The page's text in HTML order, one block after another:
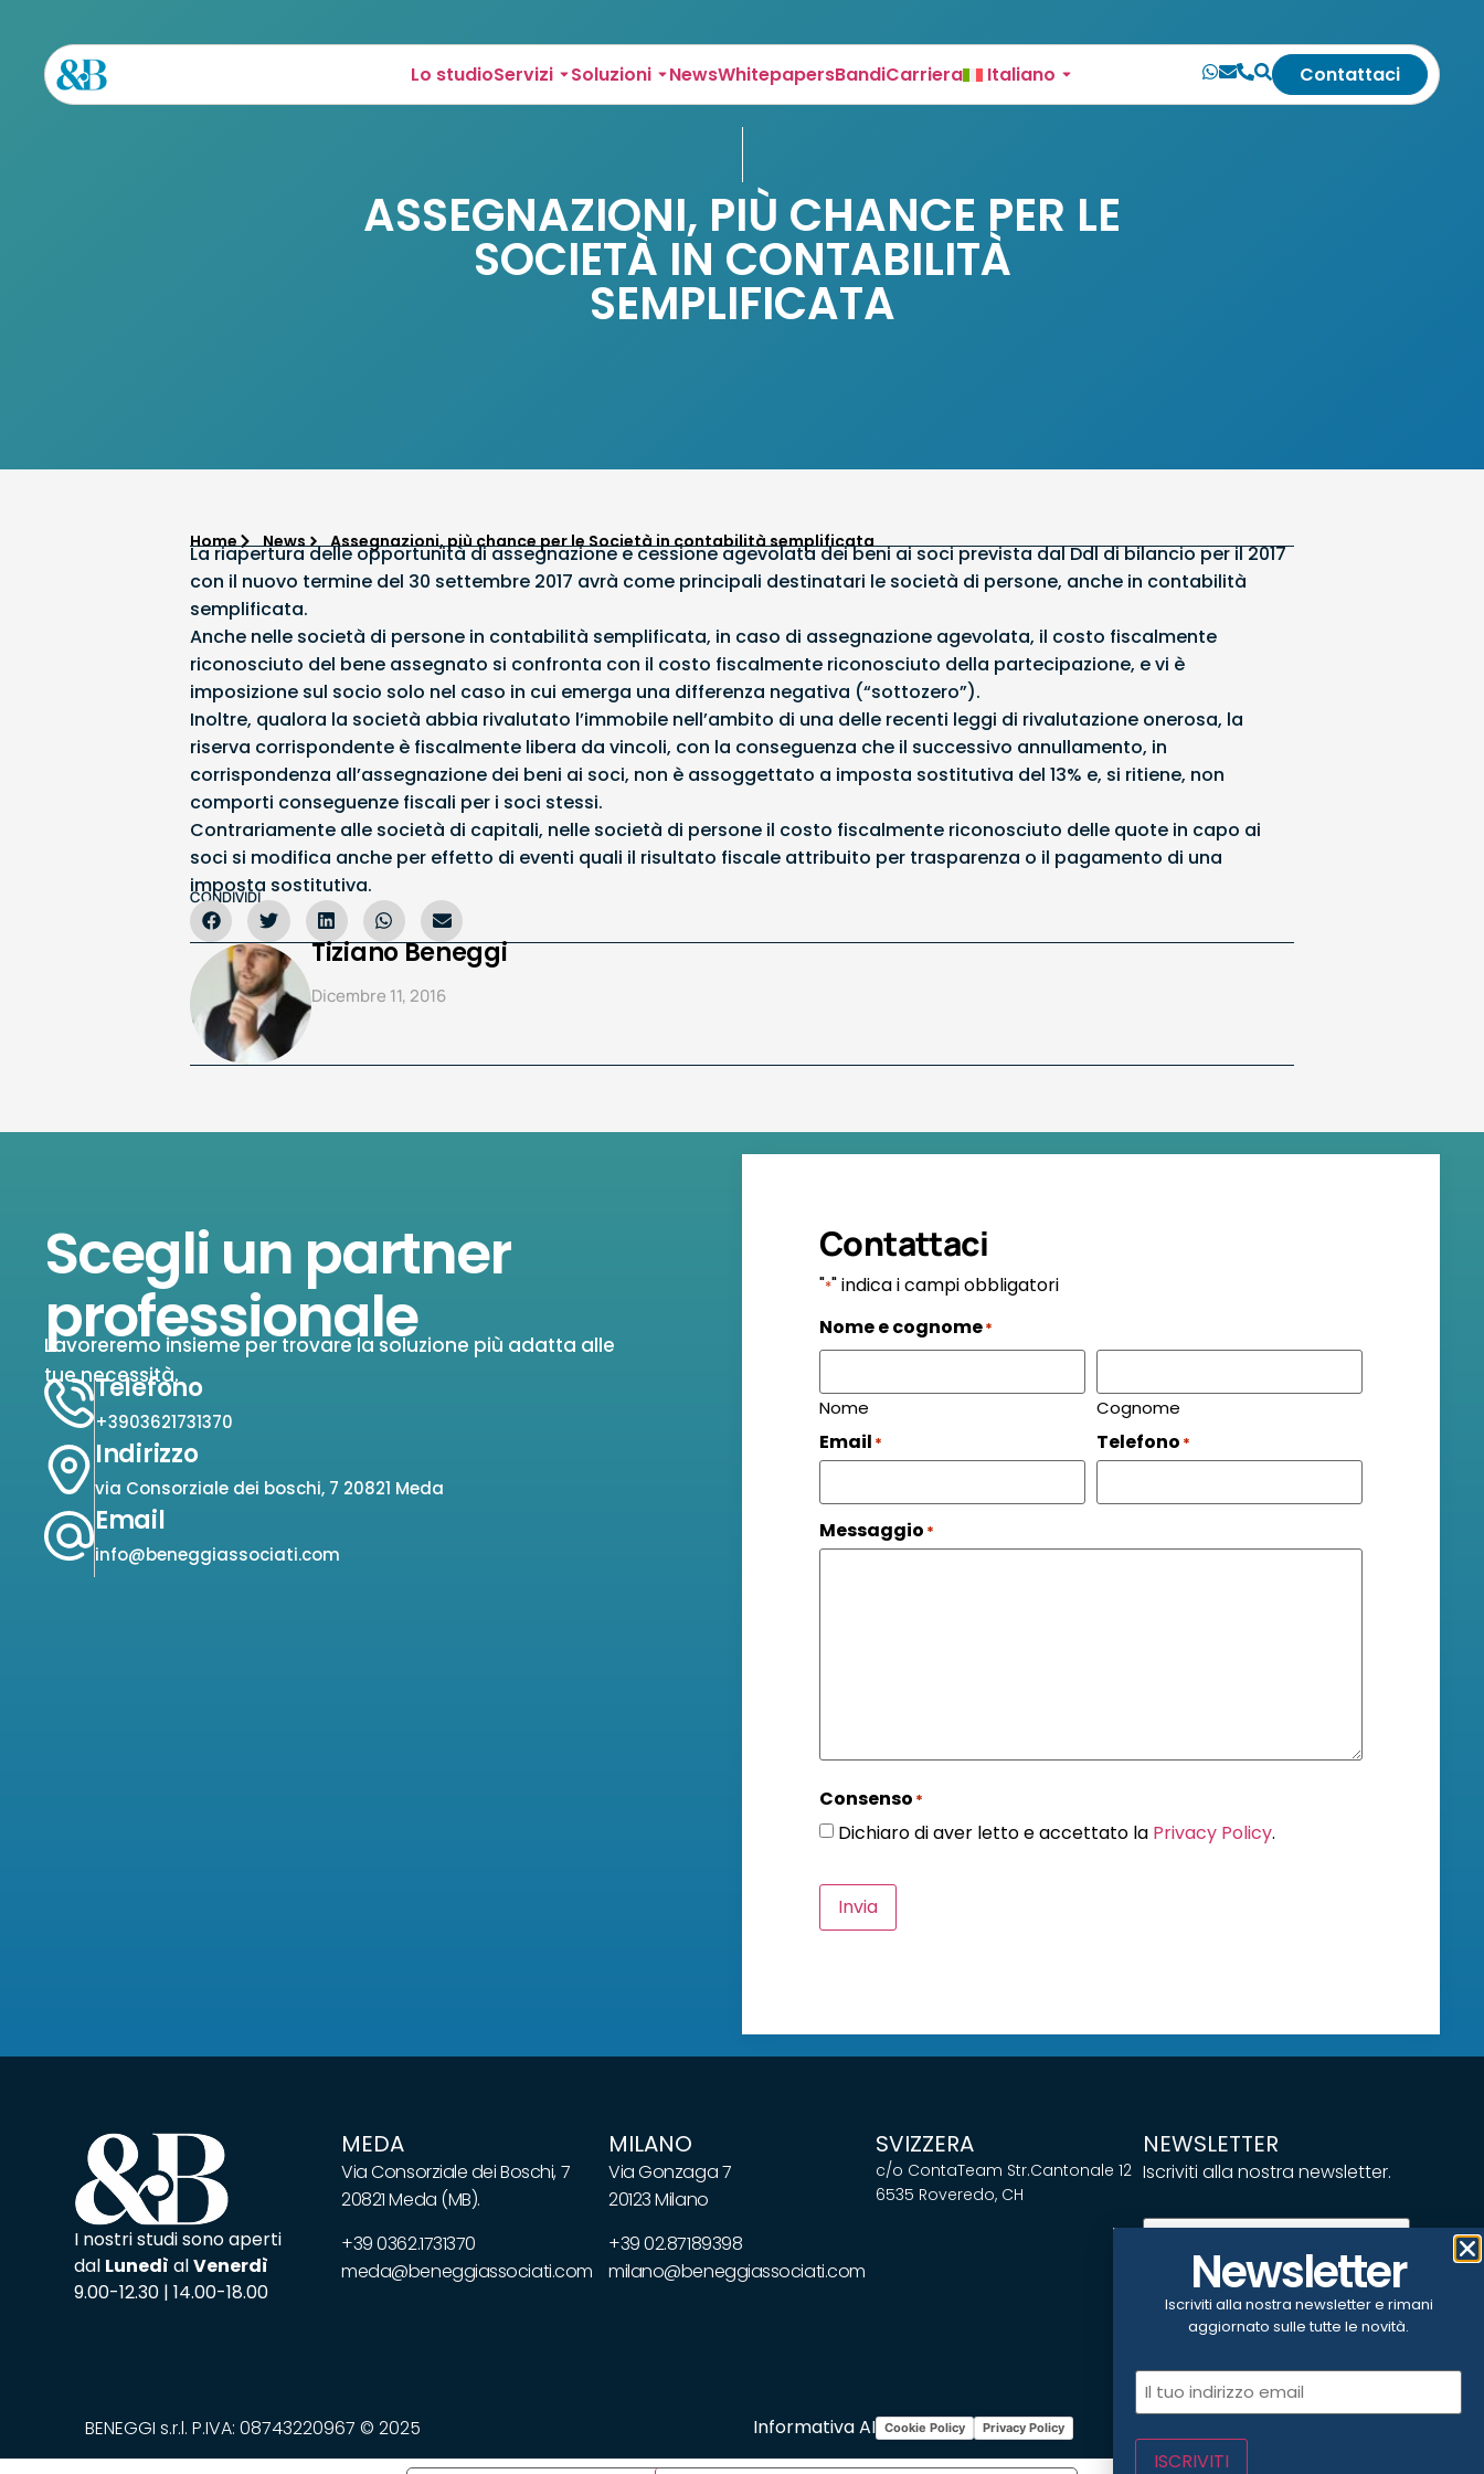
Lo studioServizi Soluzioni NewsWhitepapersBandiCarriera Italiano Contattaci
ASSEGNAZIONI, PIÙ CHANCE PER LE
SOCIETÀ IN CONTABILITÀ
SEMPLIFICATA
Home News Assegnazioni, più chance per le Società in contabilità semplificata
La riapertura delle opportunità di assegnazione e cessione agevolata dei beni ai soci prevista dal Ddl di bilancio per il 2017
con il nuovo termine del 30 settembre 2017 avrà come principali destinatari le società di persone, anche in contabilità
semplificata.
Anche nelle società di persone in contabilità semplificata, in caso di assegnazione agevolata, il costo fiscalmente
riconosciuto del bene assegnato si confronta con il costo fiscalmente riconosciuto della partecipazione, e vi è
imposizione sul socio solo nel caso in cui emerga una differenza negativa (“sottozero”).
Inoltre, qualora la società abbia rivalutato l’immobile nell’ambito di una delle recenti leggi di rivalutazione onerosa, la
riserva corrispondente è fiscalmente libera da vincoli, con la conseguenza che il successivo annullamento, in
corrispondenza all’assegnazione dei beni ai soci, non è assoggettato a imposta sostitutiva del 13% e, si ritiene, non
comporti conseguenze fiscali per i soci stessi.
Contrariamente alle società di capitali, nelle società di persone il costo fiscalmente riconosciuto delle quote in capo ai
soci si modifica anche per effetto di eventi quali il risultato fiscale attribuito per trasparenza o il pagamento di una
imposta sostitutiva.
CONDIVIDI
Tiziano Beneggi
Dicembre 11, 2016
Scegli un partner
professionale
Lavoreremo insieme per trovare la soluzione più adatta alle
tue necessità.
Telefono
+3903621731370
Indirizzo
via Consorziale dei boschi, 7 20821 Meda
Email
info@beneggiassociati.com
Contattaci
"*" indica i campi obbligatori
Nome e cognome*
Nome Cognome
Email * Telefono *
Messaggio *
Consenso *
Dichiaro di aver letto e accettato la Privacy Policy.
Invia
I nostri studi sono aperti
dal Lunedì alVenerdì
9.00-12.30 | 14.00-18.00
MEDA
Via Consorziale dei Boschi, 7
20821 Meda (MB).
+39 0362.1731370
meda@beneggiassociati.com
MILANO
Via Gonzaga 7
20123 Milano
+39 02.87189398
milano@beneggiassociati.com
SVIZZERA
c/o ContaTeam Str.Cantonale 12
6535 Roveredo, CH
NEWSLETTER
Iscriviti alla nostra newsletter.
Email(Obbligatorio)
ISCRIVITI
BENEGGI s.r.l. P.IVA: 08743220967 © 2025 Informativa AI Cookie Policy Privacy Policy
Newsletter
Iscriviti alla nostra newsletter e rimani
aggiornato sulle tutte le novità.
Email(Obbligatorio)
ISCRIVITI